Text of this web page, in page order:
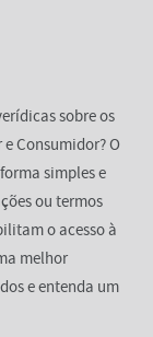
sobre os
Consumidor? O
simples e
ou termos
o acesso à
melhor
e entenda um